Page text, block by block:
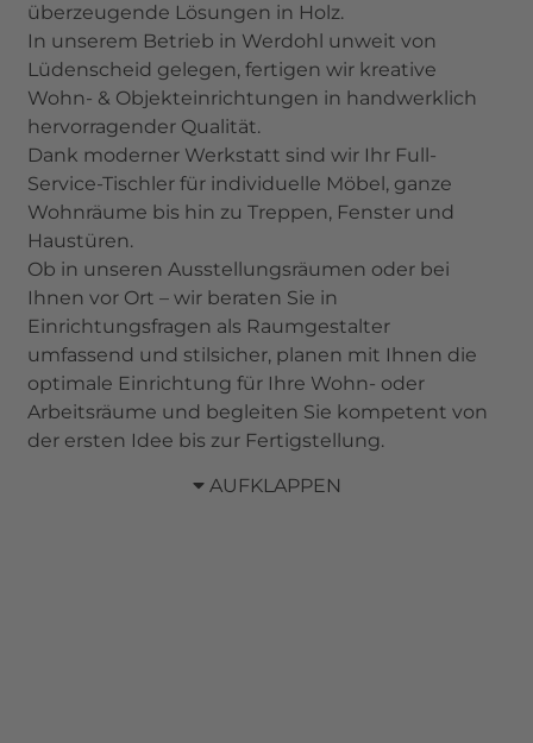
überzeugende Lösungen in Holz.
In unserem Betrieb in Werdohl unweit von
Lüdenscheid gelegen, fertigen wir kreative
Wohn- & Objekteinrichtungen in handwerklich
hervorragender Qualität.
Dank moderner Werkstatt sind wir Ihr Full-
Service-Tischler für individuelle Möbel, ganze
Wohnräume bis hin zu Treppen, Fenster und
Haustüren.
Ob in unseren Ausstellungsräumen oder bei
Ihnen vor Ort – wir beraten Sie in
Einrichtungsfragen als Raumgestalter
umfassend und stilsicher, planen mit Ihnen die
optimale Einrichtung für Ihre Wohn- oder
Arbeitsräume und begleiten Sie kompetent von
der ersten Idee bis zur Fertigstellung.
AUFKLAPPEN